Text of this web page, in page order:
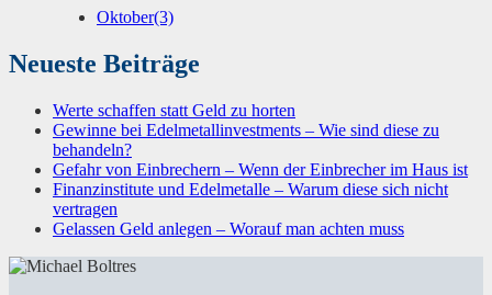
Oktober(3)
Neueste Beiträge
Werte schaffen statt Geld zu horten
Gewinne bei Edelmetallinvestments – Wie sind diese zu
behandeln?
Gefahr von Einbrechern – Wenn der Einbrecher im Haus ist
Finanzinstitute und Edelmetalle – Warum diese sich nicht
vertragen
Gelassen Geld anlegen – Worauf man achten muss